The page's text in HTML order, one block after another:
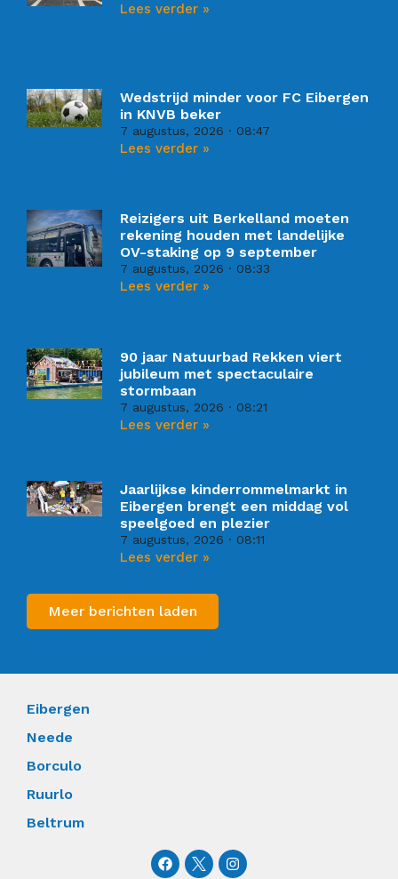
Lees verder »
Wedstrijd minder voor FC Eibergen
in KNVB beker
7 augustus, 2026 08:47
Lees verder »
Reizigers uit Berkelland moeten
rekening houden met landelijke
OV-staking op 9 september
7 augustus, 2026 08:33
Lees verder »
90 jaar Natuurbad Rekken viert
jubileum met spectaculaire
stormbaan
7 augustus, 2026 08:21
Lees verder »
Jaarlijkse kinderrommelmarkt in
Eibergen brengt een middag vol
speelgoed en plezier
7 augustus, 2026 08:11
Lees verder »
Meer berichten laden
Eibergen
Neede
Borculo
Ruurlo
Beltrum
F
a
I
n